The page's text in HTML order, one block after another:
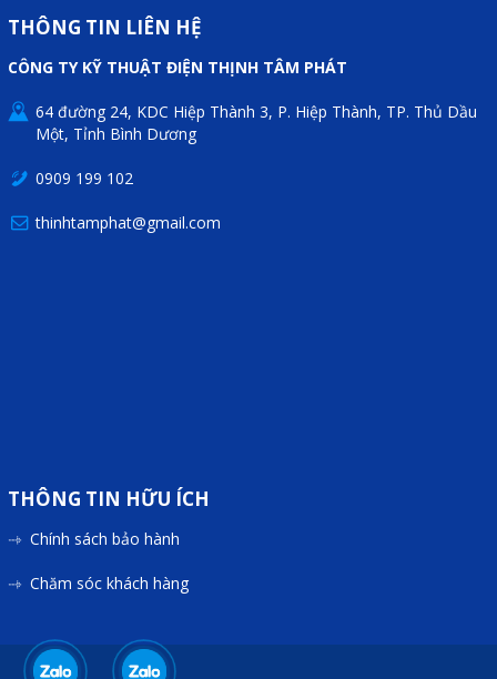
THÔNG TIN LIÊN HỆ
CÔNG TY KỸ THUẬT ĐIỆN THỊNH TÂM PHÁT
64 đường 24, KDC Hiệp Thành 3, P. Hiệp Thành, TP. Thủ Dầu
Một, Tỉnh Bình Dương
0909 199 102
thinhtamphat@gmail.com
THÔNG TIN HỮU ÍCH
Chính sách bảo hành
Chăm sóc khách hàng